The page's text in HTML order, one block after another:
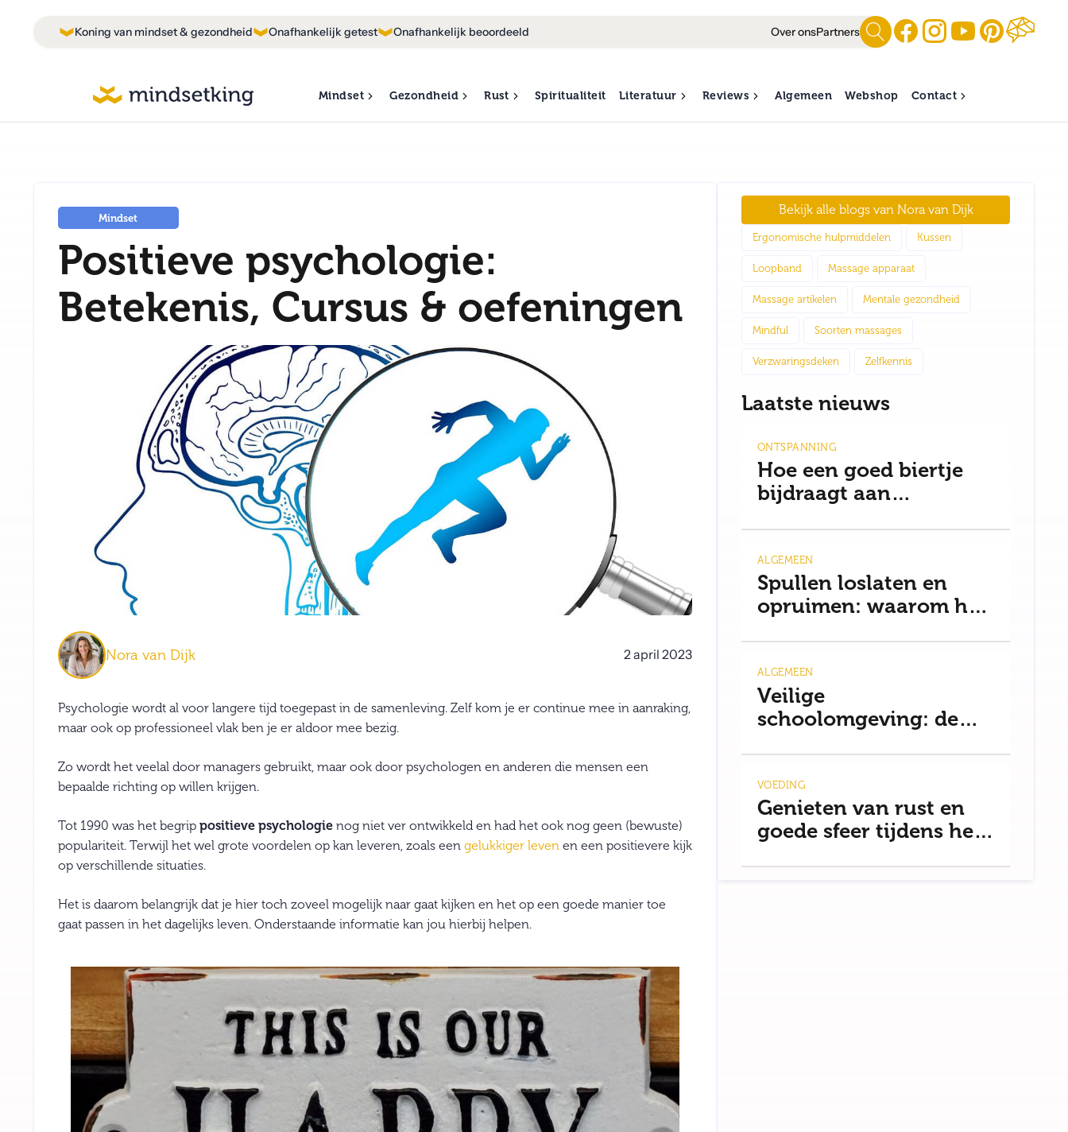
Koning van mindset & gezondheid Onafhankelijk getest Onafhankelijk beoordeeld Over onsPartners
Mindset Gezondheid Rust Spiritualiteit Literatuur Reviews Algemeen Webshop Contact
Mindset
Positieve psychologie:
Betekenis, Cursus & oefeningen
Nora van Dijk 2 april 2023
Psychologie wordt al voor langere tijd toegepast in de samenleving. Zelf kom je er continue mee in aanraking,
maar ook op professioneel vlak ben je er aldoor mee bezig.
Zo wordt het veelal door managers gebruikt, maar ook door psychologen en anderen die mensen een
bepaalde richting op willen krijgen.
Tot 1990 was het begrip positieve psychologie nog niet ver ontwikkeld en had het ook nog geen (bewuste)
populariteit. Terwijl het wel grote voordelen op kan leveren, zoals een gelukkiger leven en een positievere kijk
op verschillende situaties.
Het is daarom belangrijk dat je hier toch zoveel mogelijk naar gaat kijken en het op een goede manier toe
gaat passen in het dagelijks leven. Onderstaande informatie kan jou hierbij helpen.
Bekijk alle blogs van Nora van Dijk
Ergonomische hulpmiddelen Kussen
Loopband Massage apparaat
Massage artikelen Mentale gezondheid
Mindful Soorten massages
Verzwaringsdeken Zelfkennis
Laatste nieuws
ONTSPANNING
Hoe een goed biertje
bijdraagt aan
ALGEMEEN
Spullen loslaten en
opruimen: waarom het
ALGEMEEN
Veilige
schoolomgeving: de
VOEDING
Genieten van rust en
goede sfeer tijdens het